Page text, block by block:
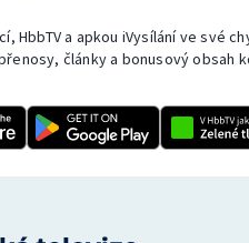
HbbTV a apkou iVysílání ve své
články a bonusový obsah